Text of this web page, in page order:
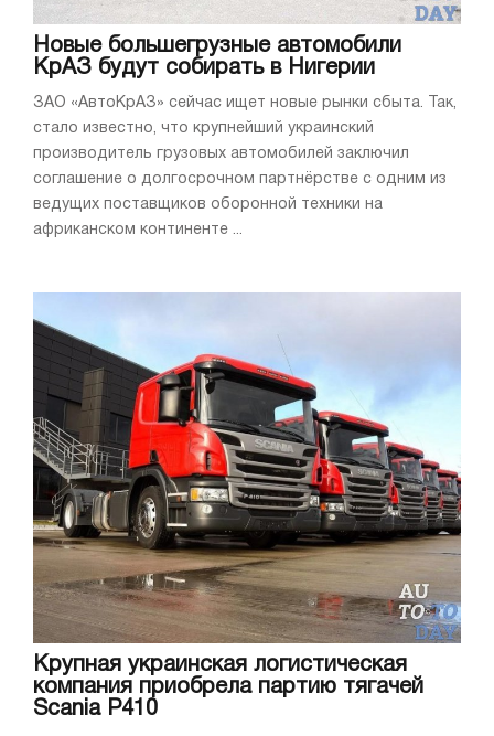
Новые большегрузные автомобили
КрАЗ будут собирать в Нигерии
ЗАО «АвтоКрАЗ» сейчас ищет новые рынки сбыта. Так,
стало известно, что крупнейший украинский
производитель грузовых автомобилей заключил
соглашение о долгосрочном партнёрстве с одним из
ведущих поставщиков оборонной техники на
африканском континенте ...
Крупная украинская логистическая
компания приобрела партию тягачей
Scania P410